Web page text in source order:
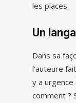
les places.
Un
Dans sa
l’auteure
y a urgence
comment ?